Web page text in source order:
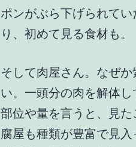
ポンがぶら下げられて
り、初めて見る食材も。
そして肉屋さん。なぜ
い。一頭分の肉を解体
部位や量を言うと、見
腐屋も種類が豊富で見